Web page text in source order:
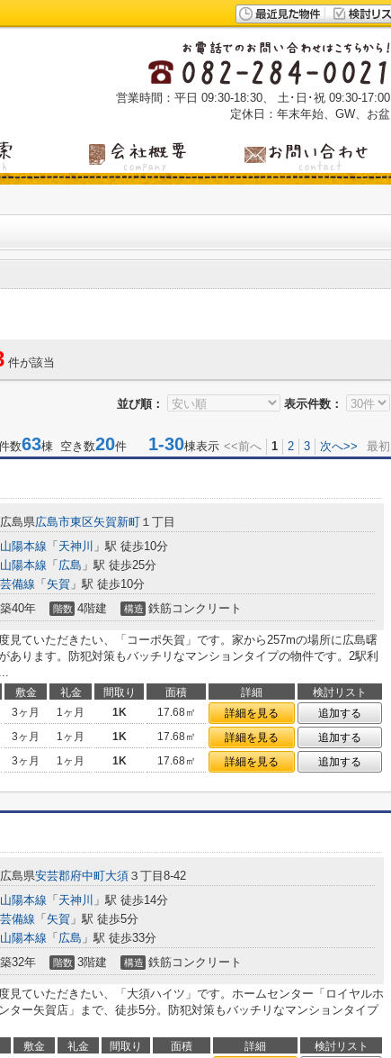
営業時間：平日 09:30-18:30、 土･日･祝 09:30-17:00
定休日：年末年始、GW、お盆
件が該当
並び順： 表示件数：
数63棟 空き数20件 1-30棟表示 <<前へ 1 2 3 次へ>> 最初
広島県広島市東区矢賀新町 １丁目
山陽本線 「 天神川 」駅 徒歩10分
山陽本線 「 広島 」駅 徒歩25分
芸備線 「 矢賀 」駅 徒歩10分
築40年 階数 4階建 構造 鉄筋コンクリート
見ていただきたい、「コーポ矢賀」です。家から257mの場所に広島曙
あります。防犯対策もバッチリなマンションタイプの物件です。2駅利
敷金 礼金 間取り 面積 詳細
検討リスト
3ヶ月 1ヶ月 1K 17.68㎡ 詳細を見る
追加する
3ヶ月 1ヶ月 1K 17.68㎡ 詳細を見る
追加する
3ヶ月 1ヶ月 1K 17.68㎡ 詳細を見る 追加する
広島県安芸郡府中町大須 ３丁目8-42
山陽本線 「 天神川 」駅 徒歩14分
芸備線 「 矢賀 」駅 徒歩5分
山陽本線 「 広島 」駅 徒歩33分
築32年 階数 3階建 構造 鉄筋コンクリート
見ていただきたい、「大須ハイツ」です。ホームセンター「ロイヤルホ
ター矢賀店」まで、徒歩5分。防犯対策もバッチリなマンションタイプ
敷金 礼金 間取り 面積 詳細
検討リスト